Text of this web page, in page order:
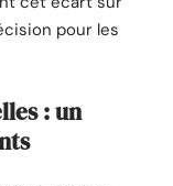
pour les
: un